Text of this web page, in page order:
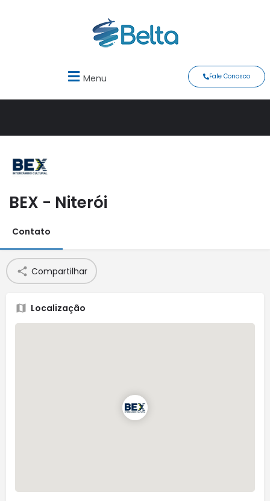
Menu Fale Conosco
BEX - Niterói
Contato
Compartilhar
Localização